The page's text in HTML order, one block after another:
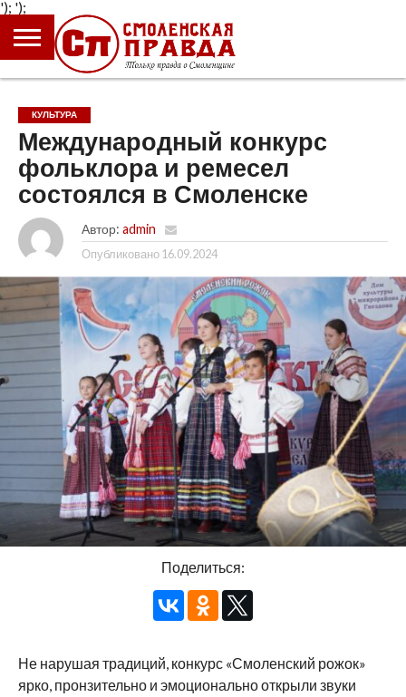
');
ГЛАВНАЯ
НОВОСТИ
ПРОИСШЕСТВИЯ
ПОЛИТИКА
КУЛЬТУРА
ЭКОНОМИКА
ОБЩЕСТВО
БЛОГИ
КУЛЬТУРА
Международный конкурс
фольклора и ремесел
состоялся в Смоленске
Автор: admin
Опубликовано 16.09.2024
Поделиться:
Не нарушая традиций, конкурс «Смоленский рожок»
ярко, пронзительно и эмоционально открыли звуки
');